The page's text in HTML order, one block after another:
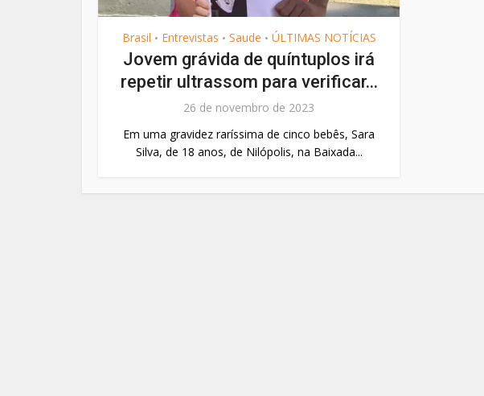
Brasil • Entrevistas • Saude • ÚLTIMAS NOTÍCIAS
Jovem grávida de quíntuplos irá
repetir ultrassom para verificar...
26 de novembro de 2023
Em uma gravidez raríssima de cinco bebês, Sara
Silva, de 18 anos, de Nilópolis, na Baixada...